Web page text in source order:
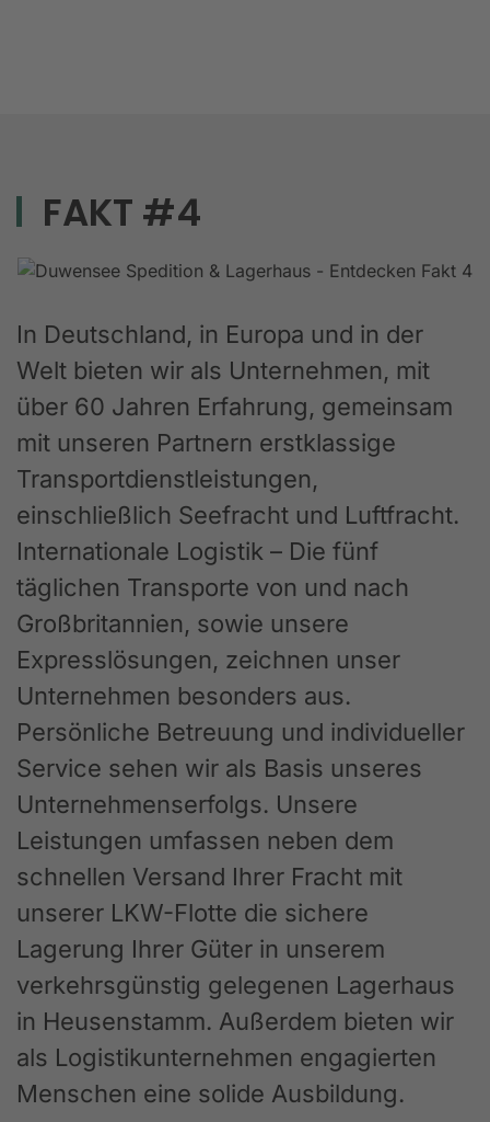
FAKT #4
In Deutschland, in Europa und in der
Welt bieten wir als Unternehmen, mit
über 60 Jahren Erfahrung, gemeinsam
mit unseren Partnern erstklassige
Transportdienstleistungen,
einschließlich Seefracht und Luftfracht.
Internationale Logistik – Die fünf
täglichen Transporte von und nach
Großbritannien, sowie unsere
Expresslösungen, zeichnen unser
Unternehmen besonders aus.
Persönliche Betreuung und individueller
Service sehen wir als Basis unseres
Unternehmenserfolgs. Unsere
Leistungen umfassen neben dem
schnellen Versand Ihrer Fracht mit
unserer LKW-Flotte die sichere
Lagerung Ihrer Güter in unserem
verkehrsgünstig gelegenen Lagerhaus
in Heusenstamm. Außerdem bieten wir
als Logistikunternehmen engagierten
Menschen eine solide Ausbildung.